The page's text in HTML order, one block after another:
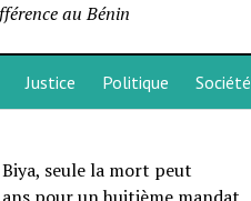
au Bénin
Justice Politique Société
seule la mort peut